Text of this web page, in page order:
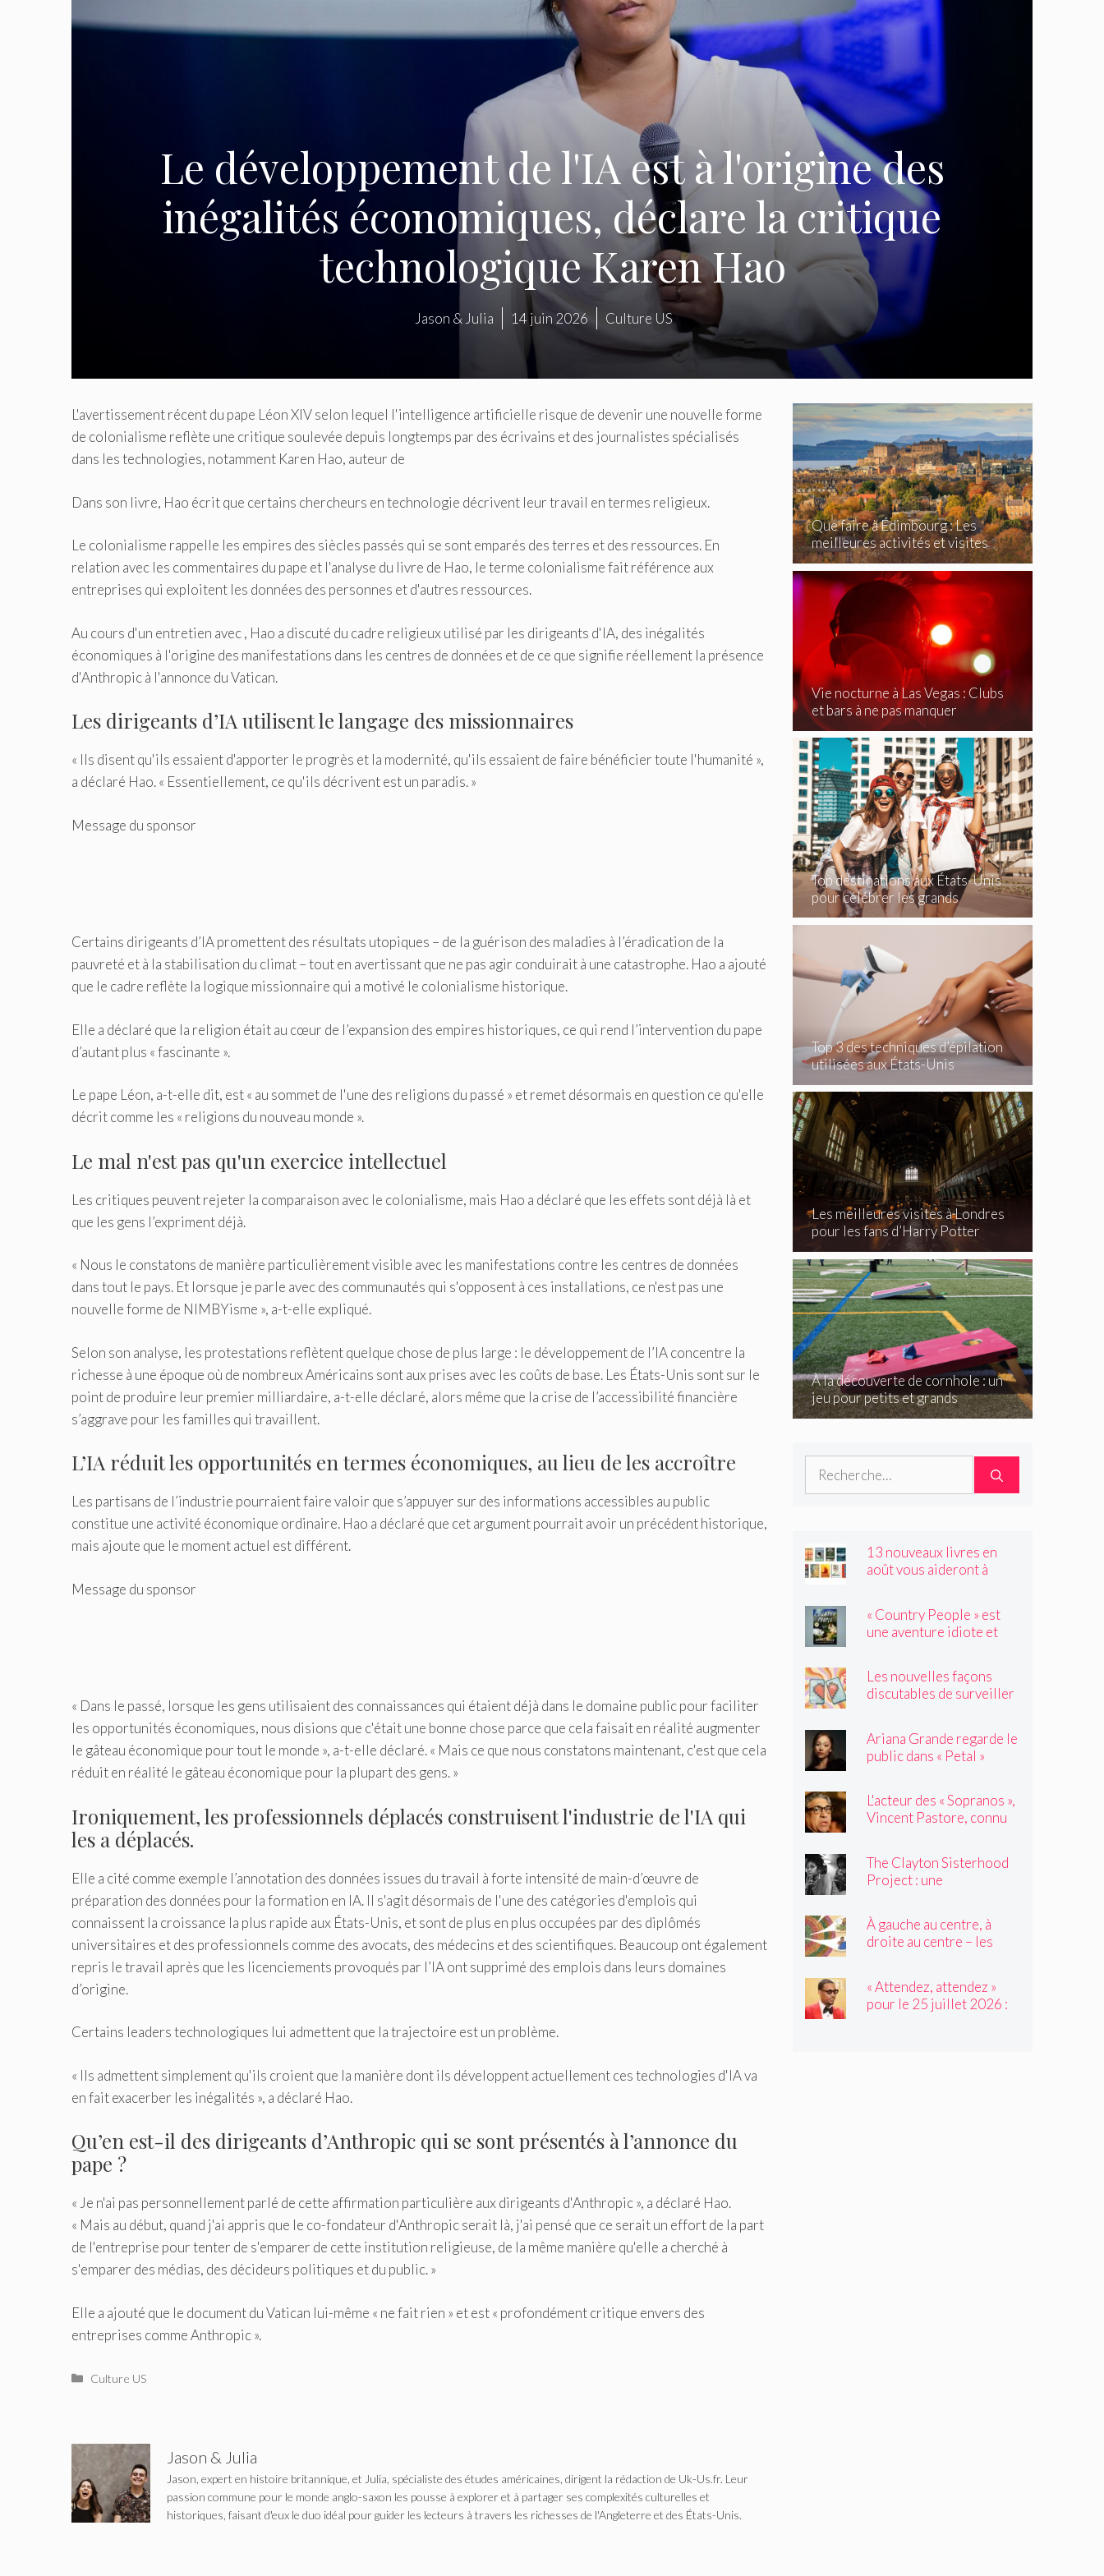
Le développement de l'IA est à l'origine des
inégalités économiques, déclare la critique
technologique Karen Hao
Jason & Julia 14 juin 2026 Culture US
L'avertissement récent du pape Léon XIV selon lequel l'intelligence artificielle risque de devenir une nouvelle forme
de colonialisme reflète une critique soulevée depuis longtemps par des écrivains et des journalistes spécialisés
dans les technologies, notamment Karen Hao, auteur de
Dans son livre, Hao écrit que certains chercheurs en technologie décrivent leur travail en termes religieux.
Le colonialisme rappelle les empires des siècles passés qui se sont emparés des terres et des ressources. En
relation avec les commentaires du pape et l'analyse du livre de Hao, le terme colonialisme fait référence aux
entreprises qui exploitent les données des personnes et d'autres ressources.
Au cours d'un entretien avec , Hao a discuté du cadre religieux utilisé par les dirigeants d'IA, des inégalités
économiques à l'origine des manifestations dans les centres de données et de ce que signifie réellement la présence
d'Anthropic à l'annonce du Vatican.
Les dirigeants d’IA utilisent le langage des missionnaires
« Ils disent qu'ils essaient d'apporter le progrès et la modernité, qu'ils essaient de faire bénéficier toute l'humanité »,
a déclaré Hao. « Essentiellement, ce qu'ils décrivent est un paradis. »
Message du sponsor
Certains dirigeants d’IA promettent des résultats utopiques – de la guérison des maladies à l’éradication de la
pauvreté et à la stabilisation du climat – tout en avertissant que ne pas agir conduirait à une catastrophe. Hao a ajouté
que le cadre reflète la logique missionnaire qui a motivé le colonialisme historique.
Elle a déclaré que la religion était au cœur de l’expansion des empires historiques, ce qui rend l’intervention du pape
d’autant plus « fascinante ».
Le pape Léon, a-t-elle dit, est « au sommet de l'une des religions du passé » et remet désormais en question ce qu'elle
décrit comme les « religions du nouveau monde ».
Le mal n'est pas qu'un exercice intellectuel
Les critiques peuvent rejeter la comparaison avec le colonialisme, mais Hao a déclaré que les effets sont déjà là et
que les gens l’expriment déjà.
« Nous le constatons de manière particulièrement visible avec les manifestations contre les centres de données
dans tout le pays. Et lorsque je parle avec des communautés qui s'opposent à ces installations, ce n'est pas une
nouvelle forme de NIMBYisme », a-t-elle expliqué.
Selon son analyse, les protestations reflètent quelque chose de plus large : le développement de l’IA concentre la
richesse à une époque où de nombreux Américains sont aux prises avec les coûts de base. Les États-Unis sont sur le
point de produire leur premier milliardaire, a-t-elle déclaré, alors même que la crise de l’accessibilité financière
s’aggrave pour les familles qui travaillent.
L’IA réduit les opportunités en termes économiques, au lieu de les accroître
Les partisans de l’industrie pourraient faire valoir que s’appuyer sur des informations accessibles au public
constitue une activité économique ordinaire. Hao a déclaré que cet argument pourrait avoir un précédent historique,
mais ajoute que le moment actuel est différent.
Message du sponsor
« Dans le passé, lorsque les gens utilisaient des connaissances qui étaient déjà dans le domaine public pour faciliter
les opportunités économiques, nous disions que c'était une bonne chose parce que cela faisait en réalité augmenter
le gâteau économique pour tout le monde », a-t-elle déclaré. « Mais ce que nous constatons maintenant, c'est que cela
réduit en réalité le gâteau économique pour la plupart des gens. »
Ironiquement, les professionnels déplacés construisent l'industrie de l'IA qui
les a déplacés.
Elle a cité comme exemple l’annotation des données issues du travail à forte intensité de main-d’œuvre de
préparation des données pour la formation en IA. Il s'agit désormais de l'une des catégories d'emplois qui
connaissent la croissance la plus rapide aux États-Unis, et sont de plus en plus occupées par des diplômés
universitaires et des professionnels comme des avocats, des médecins et des scientifiques. Beaucoup ont également
repris le travail après que les licenciements provoqués par l’IA ont supprimé des emplois dans leurs domaines
d’origine.
Certains leaders technologiques lui admettent que la trajectoire est un problème.
« Ils admettent simplement qu'ils croient que la manière dont ils développent actuellement ces technologies d'IA va
en fait exacerber les inégalités », a déclaré Hao.
Qu’en est-il des dirigeants d’Anthropic qui se sont présentés à l’annonce du
pape ?
« Je n'ai pas personnellement parlé de cette affirmation particulière aux dirigeants d'Anthropic », a déclaré Hao.
« Mais au début, quand j'ai appris que le co-fondateur d'Anthropic serait là, j'ai pensé que ce serait un effort de la part
de l'entreprise pour tenter de s'emparer de cette institution religieuse, de la même manière qu'elle a cherché à
s'emparer des médias, des décideurs politiques et du public. »
Elle a ajouté que le document du Vatican lui-même « ne fait rien » et est « profondément critique envers des
entreprises comme Anthropic ».
Catégories
Culture US
Jason & Julia
Jason, expert en histoire britannique, et Julia, spécialiste des études américaines, dirigent la rédaction de Uk-Us.fr. Leur
passion commune pour le monde anglo-saxon les pousse à explorer et à partager ses complexités culturelles et
historiques, faisant d'eux le duo idéal pour guider les lecteurs à travers les richesses de l'Angleterre et des États-Unis.
Que faire à Édimbourg : Les
meilleures activités et visites
incontournables
Vie nocturne à Las Vegas : Clubs
et bars à ne pas manquer
Top destinations aux États-Unis
pour célébrer les grands
événements
Top 3 des techniques d’épilation
utilisées aux États-Unis
Les meilleures visites à Londres
pour les fans d’Harry Potter
À la découverte de cornhole : un
jeu pour petits et grands
Rechercher :
13 nouveaux livres en
août vous aideront à
« Country People » est
une aventure idiote et
Les nouvelles façons
discutables de surveiller
Ariana Grande regarde le
public dans « Petal »
L'acteur des « Sopranos »,
Vincent Pastore, connu
ans
The Clayton Sisterhood
Project : une
migration inversée de sa
famille du Nord vers le
Sud
À gauche au centre, à
droite au centre – les
histoires »
« Attendez, attendez »
pour le 25 juillet 2026 :